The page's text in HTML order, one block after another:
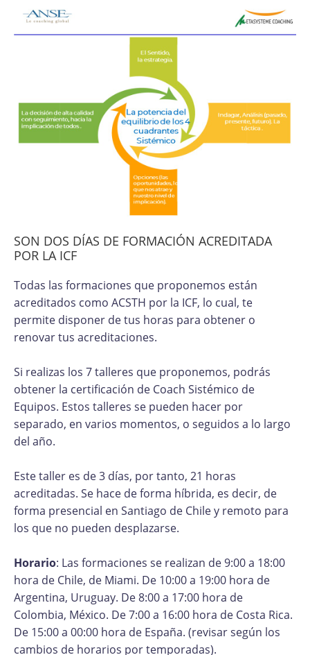
SON DOS DÍAS DE FORMACIÓN ACREDITADA
POR LA ICF
Todas las formaciones que proponemos están
acreditados como ACSTH por la ICF, lo cual, te
permite disponer de tus horas para obtener o
renovar tus acreditaciones.
Si realizas los 7 talleres que proponemos, podrás
obtener la certificación de Coach Sistémico de
Equipos. Estos talleres se pueden hacer por
separado, en varios momentos, o seguidos a lo largo
del año.
Este taller es de 3 días, por tanto, 21 horas
acreditadas. Se hace de forma híbrida, es decir, de
forma presencial en Santiago de Chile y remoto para
los que no pueden desplazarse.
Horario: Las formaciones se realizan de 9:00 a 18:00
hora de Chile, de Miami. De 10:00 a 19:00 hora de
Argentina, Uruguay. De 8:00 a 17:00 hora de
Colombia, México. De 7:00 a 16:00 hora de Costa Rica.
De 15:00 a 00:00 hora de España. (revisar según los
cambios de horarios por temporadas).